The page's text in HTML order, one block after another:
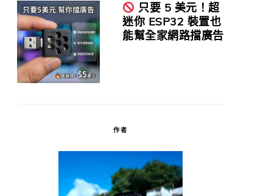
只要 5 美元！超
迷你 ESP32 裝置也
能幫全家網路擋廣告
作者